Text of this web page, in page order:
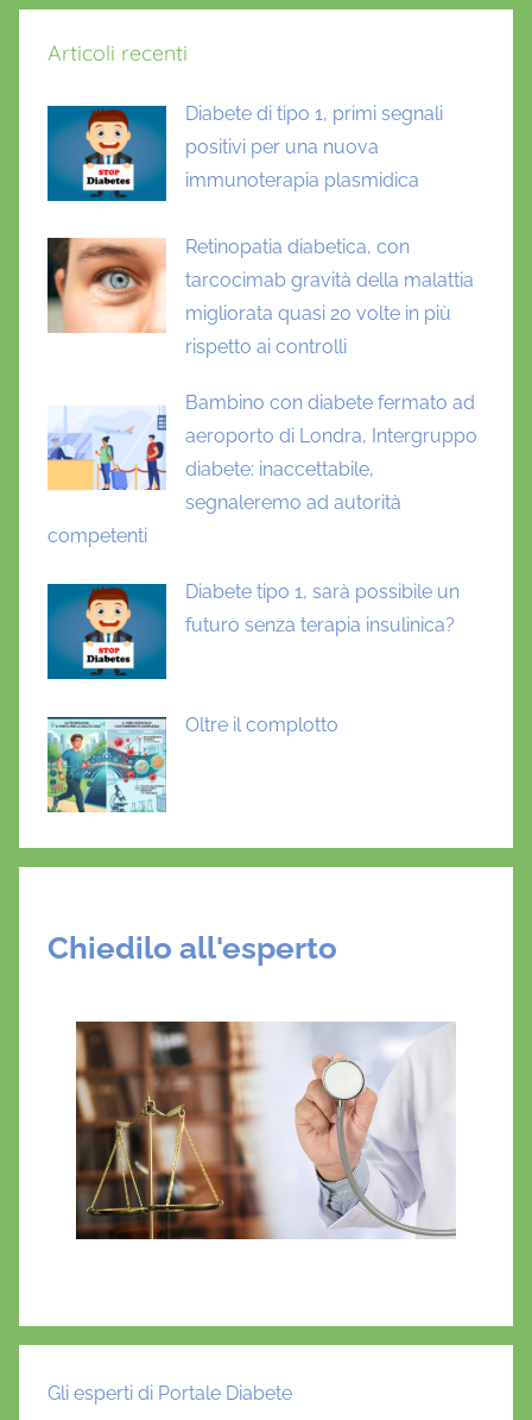
Articoli recenti
Diabete di tipo 1, primi segnali
positivi per una nuova
immunoterapia plasmidica
Retinopatia diabetica, con
tarcocimab gravità della malattia
migliorata quasi 20 volte in più
rispetto ai controlli
Bambino con diabete fermato ad
aeroporto di Londra, Intergruppo
diabete: inaccettabile,
segnaleremo ad autorità
competenti
Diabete tipo 1, sarà possibile un
futuro senza terapia insulinica?
Oltre il complotto
Chiedilo all'esperto
Gli esperti di Portale Diabete